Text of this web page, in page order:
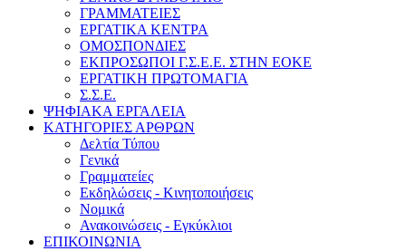
ΓΡΑΜΜΑΤΕΙΕΣ
ΕΡΓΑΤΙΚΑ ΚΕΝΤΡΑ
ΟΜΟΣΠΟΝΔΙΕΣ
ΕΚΠΡΟΣΩΠΟΙ Γ.Σ.Ε.Ε. ΣΤΗΝ ΕΟΚΕ
ΕΡΓΑΤΙΚΗ ΠΡΩΤΟΜΑΓΙΑ
Σ.Σ.Ε.
ΨΗΦΙΑΚΑ ΕΡΓΑΛΕΙΑ
ΚΑΤΗΓΟΡΙΕΣ ΑΡΘΡΩΝ
Δελτία Τύπου
Γενικά
Γραμματείες
Εκδηλώσεις - Κινητοποιήσεις
Νομικά
Ανακοινώσεις - Εγκύκλιοι
ΕΠΙΚΟΙΝΩΝΙΑ